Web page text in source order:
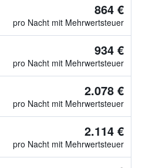
864 €
pro Nacht mit Mehrwertsteuer
934 €
pro Nacht mit Mehrwertsteuer
2.078 €
pro Nacht mit Mehrwertsteuer
2.114 €
pro Nacht mit Mehrwertsteuer